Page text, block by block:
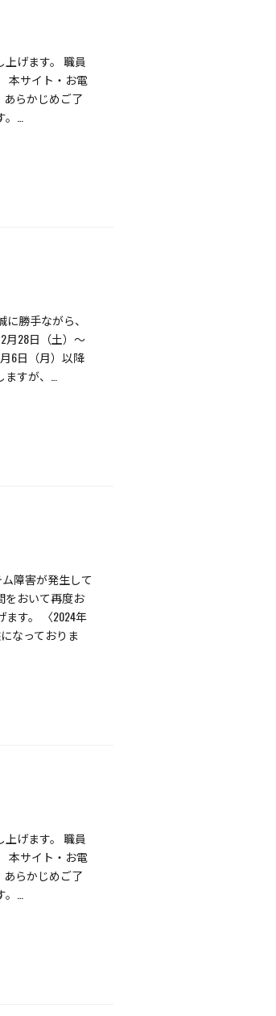
げます。 職員
本サイト・お電
らかじめご了
…
勝手ながら、
月28日（土）～
6日（月）以降
すが、…
障害が発生して
をおいて再度お
す。 〈2024年
なっておりま
げます。 職員
本サイト・お電
らかじめご了
…